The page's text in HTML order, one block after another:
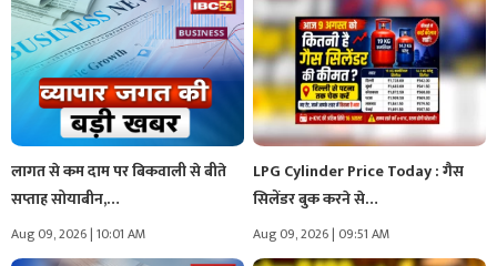
लागत से कम दाम पर बिकवाली से बीते
सप्ताह सोयाबीन,…
Aug 09, 2026 | 10:01 AM
LPG Cylinder Price Today : गैस
सिलेंडर बुक करने से…
Aug 09, 2026 | 09:51 AM